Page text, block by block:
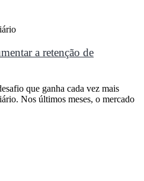
a retenção de
que ganha cada vez mais
Nos últimos meses, o mercado